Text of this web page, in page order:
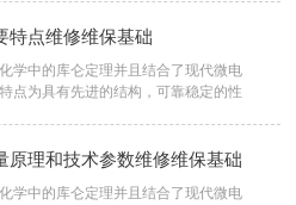
特点维修维保基础
学中的库仑定理并且结合了现代微电
点为具有先进的结构，可靠稳定的性
原理和技术参数维修维保基础
学中的库仑定理并且结合了现代微电